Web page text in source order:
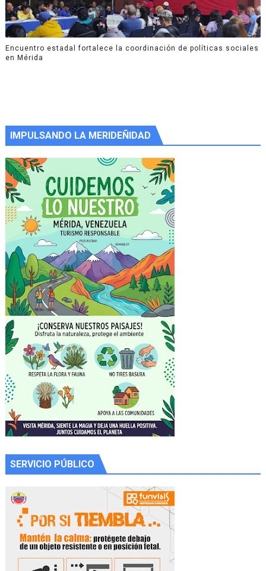
Encuentro estadal fortalece la coordinación de políticas sociales
en Mérida
IMPULSANDO LA MERIDEÑIDAD
SERVICIO PÚBLICO